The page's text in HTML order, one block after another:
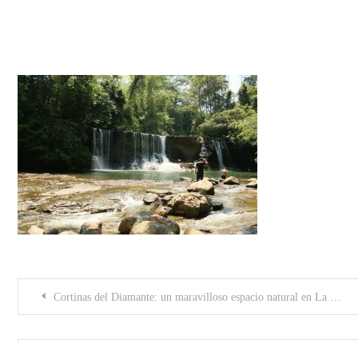
PostCortinas del Diamante: un maravilloso espacio natural en La Uribe